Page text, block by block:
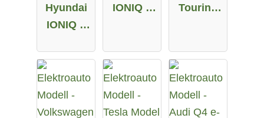
Hyundai
IONIQ 5
Allrad
IONIQ 5
Touring